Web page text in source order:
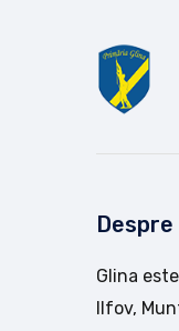
Despre
Glina
Ilfov,